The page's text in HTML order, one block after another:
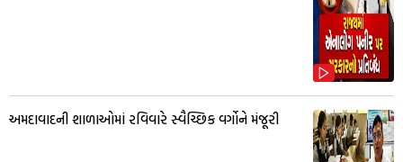
અમદાવાદની શાળાઓમાં રવિવારે સ્વૈચ્છિક વર્ગોને મંજૂરી